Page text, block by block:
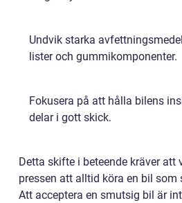
Undvik starka
lister och gummikomponenter.
Fokusera på att hålla bilens
delar i gott skick.
Detta skifte i beteende kräver att
pressen att alltid köra en bil som
Att acceptera en smutsig bil är